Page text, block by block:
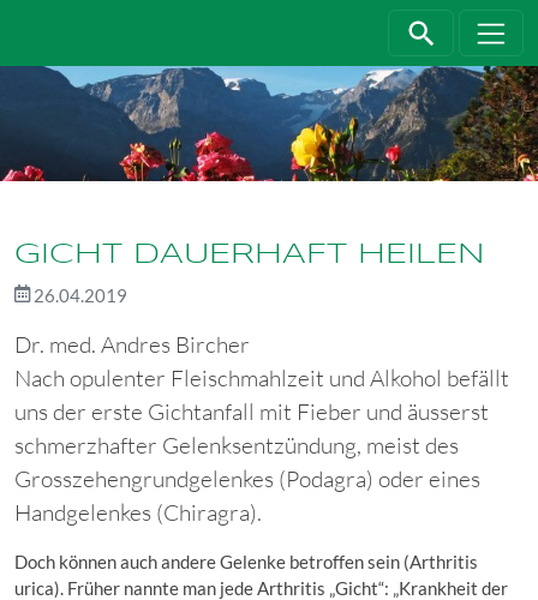
GICHT DAUERHAFT HEILEN
26.04.2019
Dr. med. Andres Bircher
Nach opulenter Fleischmahlzeit und Alkohol befällt
uns der erste Gichtanfall mit Fieber und äusserst
schmerzhafter Gelenksentzündung, meist des
Grosszehengrundgelenkes (Podagra) oder eines
Handgelenkes (Chiragra).
Doch können auch andere Gelenke betroffen sein (Arthritis
urica). Früher nannte man jede Arthritis „Gicht“: „Krankheit der